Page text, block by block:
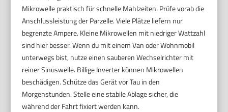
Mikrowelle praktisch für schnelle Mahlzeiten. Prüfe vorab die
Anschlussleistung der Parzelle. Viele Plätze liefern nur
begrenzte Ampere. Kleine Mikrowellen mit niedriger Wattzahl
sind hier besser. Wenn du mit einem Van oder Wohnmobil
unterwegs bist, nutze einen sauberen Wechselrichter mit
reiner Sinuswelle. Billige Inverter können Mikrowellen
beschädigen. Schütze das Gerät vor Tau in den
Morgenstunden. Stelle eine stabile Ablage sicher, die
während der Fahrt fixiert werden kann.